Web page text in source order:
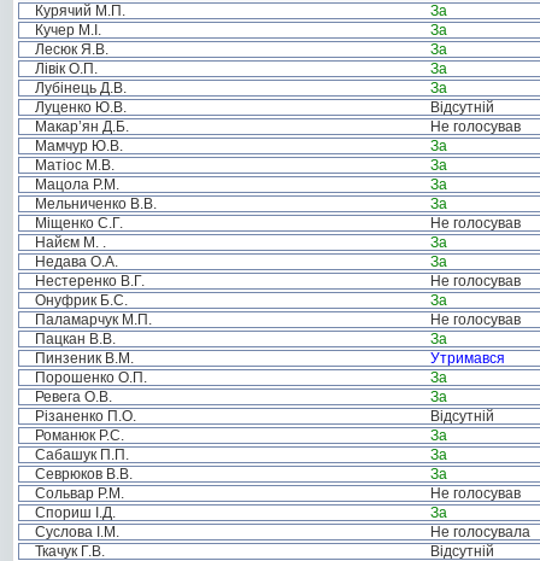
Курячий М.П.
За
Кучер М.І.
За
Лесюк Я.В.
За
Лівік О.П.
За
Лубінець Д.В.
За
Луценко Ю.В.
Відсутній
Макар’ян Д.Б.
Не голосував
Мамчур Ю.В.
За
Матіос М.В.
За
Мацола Р.М.
За
Мельниченко В.В.
За
Міщенко С.Г.
Не голосував
Найєм М. .
За
Недава О.А.
За
Нестеренко В.Г.
Не голосував
Онуфрик Б.С.
За
Паламарчук М.П.
Не голосував
Пацкан В.В.
За
Пинзеник В.М.
Утримався
Порошенко О.П.
За
Ревега О.В.
За
Різаненко П.О.
Відсутній
Романюк Р.С.
За
Сабашук П.П.
За
Севрюков В.В.
За
Сольвар Р.М.
Не голосував
Спориш І.Д.
За
Суслова І.М.
Не голосувала
Ткачук Г.В.
Відсутній